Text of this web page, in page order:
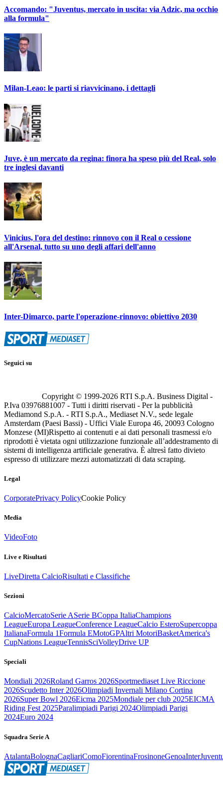
Accomando: "Juventus, mercato in uscita: via Adzic, ma occhio
alla formula"
Milan-Leao: le parti si riavvicinano, i dettagli
Juve, è un mercato da regina: finora ha speso più del Real, solo
tre inglesi davanti
Vinicius, l'ora del destino: rinnovo con il Real o cessione
all'Arsenal, tutto su uno degli affari dell'anno
Inter-Dimarco, parte l'operazione-rinnovo: obiettivo 2030
Seguici su
Copyright © 1999-2026 RTI S.p.A. Business Digital -
P.Iva 03976881007 - Tutti i diritti riservati - Per la pubblicità
Mediamond S.p.A. - RTI S.p.A., Mediaset N.V., sede legale
Amsterdam (Paesi Bassi) - Uffici Viale Europa 46, 20093 Cologno
Monzese (MI)Rispetto ai contenuti e ai dati personali trasmessi e/o
riprodotti è vietata ogni utilizzazione funzionale all’addestramento di
sistemi di intelligenza artificiale generativa. È altresì fatto divieto
espresso di utilizzare mezzi automatizzati di data scraping.
Legal
CorporatePrivacy PolicyCookie Policy
Media
VideoFoto
Live e Risultati
LiveDiretta CalcioRisultati e Classifiche
Sezioni
CalcioMercatoSerie ASerie BCoppa ItaliaChampions
LeagueEuropa LeagueConference LeagueCalcio EsteroSupercoppa
ItalianaFormula 1Formula EMotoGPAltri MotoriBasketAmerica's
CupNations LeagueTennisSciVolleyDrive UP
Speciali
Mondiali 2026Roland Garros 2026Sportmediaset Live Riccione
2026Scudetto Inter 2026Olimpiadi Invernali Milano Cortina
2026Super Bowl 2026Eicma 2025Mondiale per club 2025EICMA
Riding Fest 2025Paralimpiadi Parigi 2024Olimpiadi Parigi
2024Euro 2024
Squadra Serie A
AtalantaBolognaCagliariComoFiorentinaFrosinoneGenoaInter